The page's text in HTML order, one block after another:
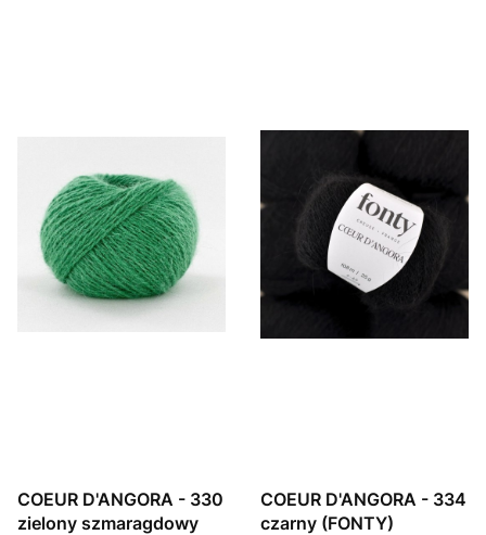
COEUR D'ANGORA - 330
zielony szmaragdowy
COEUR D'ANGORA - 334
czarny (FONTY)